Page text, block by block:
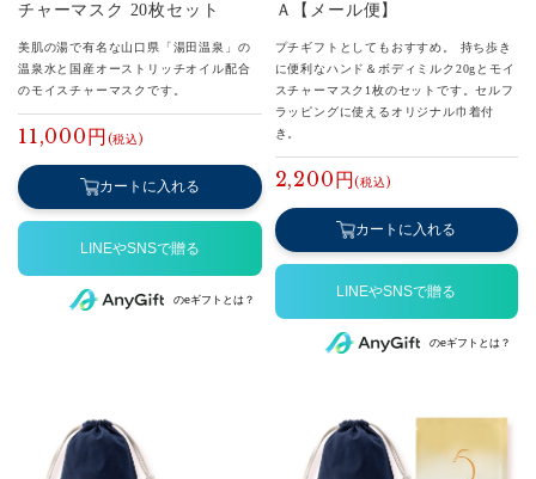
チャーマスク 20枚セット
美肌の湯で有名な山口県「湯田温泉」の
温泉水と国産オーストリッチオイル配合
のモイスチャーマスクです。
11,000円
カートに入れる
のeギフトとは？
Ａ【メール便】
プチギフトとしてもおすすめ。 持ち歩き
に便利なハンド＆ボディミルク20gとモイ
スチャーマスク1枚のセットです。セルフ
ラッピングに使えるオリジナル巾着付
き。
2,200円
カートに入れる
のeギフトとは？